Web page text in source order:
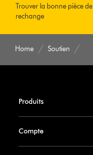
Trouver la bonne pièce de
rechange
Home Soutien
Produits
Compte